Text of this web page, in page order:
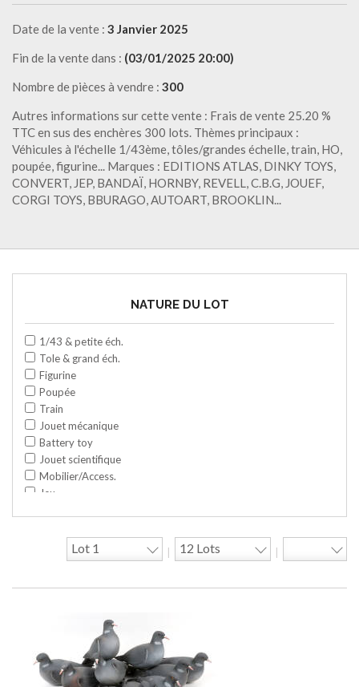
Date de la vente : 3 Janvier 2025
Fin de la vente dans : (03/01/2025 20:00)
Nombre de pièces à vendre : 300
Autres informations sur cette vente : Frais de vente 25.20 %
TTC en sus des enchères 300 lots. Thèmes principaux :
Véhicules à l'échelle 1/43ème, tôles/grandes échelle, train, HO,
poupée, figurine... Marques : EDITIONS ATLAS, DINKY TOYS,
CONVERT, JEP, BANDAÏ, HORNBY, REVELL, C.B.G, JOUEF,
CORGI TOYS, BBURAGO, AUTOART, BROOKLIN...
NATURE DU LOT
1/43 & petite éch.
Tole & grand éch.
Figurine
Poupée
Train
Jouet mécanique
Battery toy
Jouet scientifique
Mobilier/Access.
Jeu
Travaux publics
Jeu construction
Cycle/Auto
Action Figure
Peluche